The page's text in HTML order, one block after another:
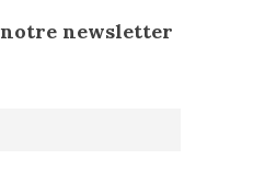
notre newsletter